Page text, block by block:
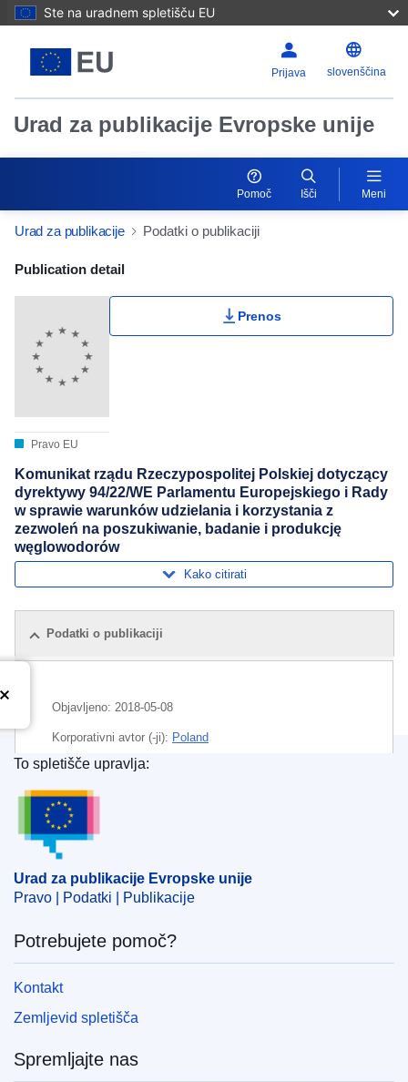
Ste na uradnem spletišču EU
Prijava slovenščina
Urad za publikacije Evropske unije
Pomoč Išči Meni
Urad za publikacije Podatki o publikaciji
Publication Detail Actions Portlet
Publication detail
Pravo EU
Prenos
Komunikat rządu Rzeczypospolitej Polskiej dotyczący
dyrektywy 94/22/WE Parlamentu Europejskiego i Rady
w sprawie warunków udzielania i korzystania z
zezwoleń na poszukiwanie, badanie i produkcję
węglowodorów
Kako citirati
Podatki o publikaciji
Objavljeno: 2018-05-08
Korporativni avtor (-ji): Poland
Poljska,
črpanje nafte
CELEX : 52018XG0508(06)
OJ : JOC_2018_163_R_0006
Urad za publikacije Evropske unije
To spletišče upravlja:
Urad za publikacije Evropske unije
Pravo | Podatki | Publikacije
Potrebujete pomoč?
Kontakt
Zemljevid spletišča
Spremljajte nas